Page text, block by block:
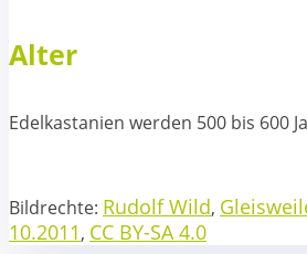
Alter
Edelkastanien werden 500 bis 600
Bildrechte: Rudolf Wild,
10.2011, CC BY-SA 4.0